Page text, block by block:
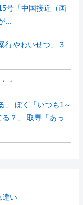
号「中国接近（画
...
行やわいせつ、３
・
」 ぼく「いつも1～
？」 取専「あっ
違い